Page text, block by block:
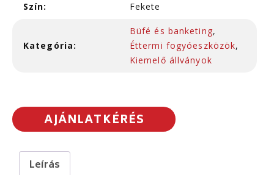
Szín: Fekete
Kategória:
Büfé és banketing,
Éttermi fogyóeszközök,
Kiemelő állványok
AJÁNLATKÉRÉS
Leírás